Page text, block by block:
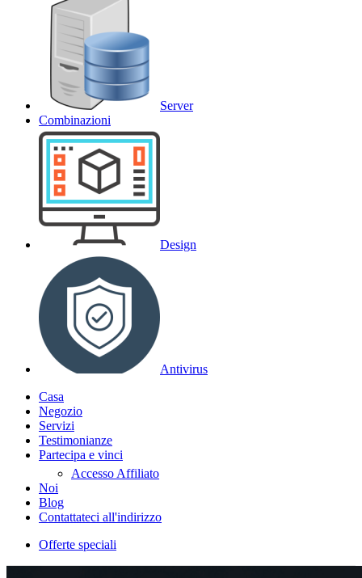
Server
Combinazioni
Design
Antivirus
Casa
Negozio
Servizi
Testimonianze
Partecipa e vinci
Accesso Affiliato
Noi
Blog
Contattateci all'indirizzo
Offerte speciali